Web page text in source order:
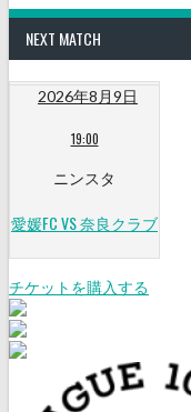
NEXT MATCH
2026年8月9日
19:00
ニンスタ
愛媛FC VS 奈良クラブ
チケットを購入する